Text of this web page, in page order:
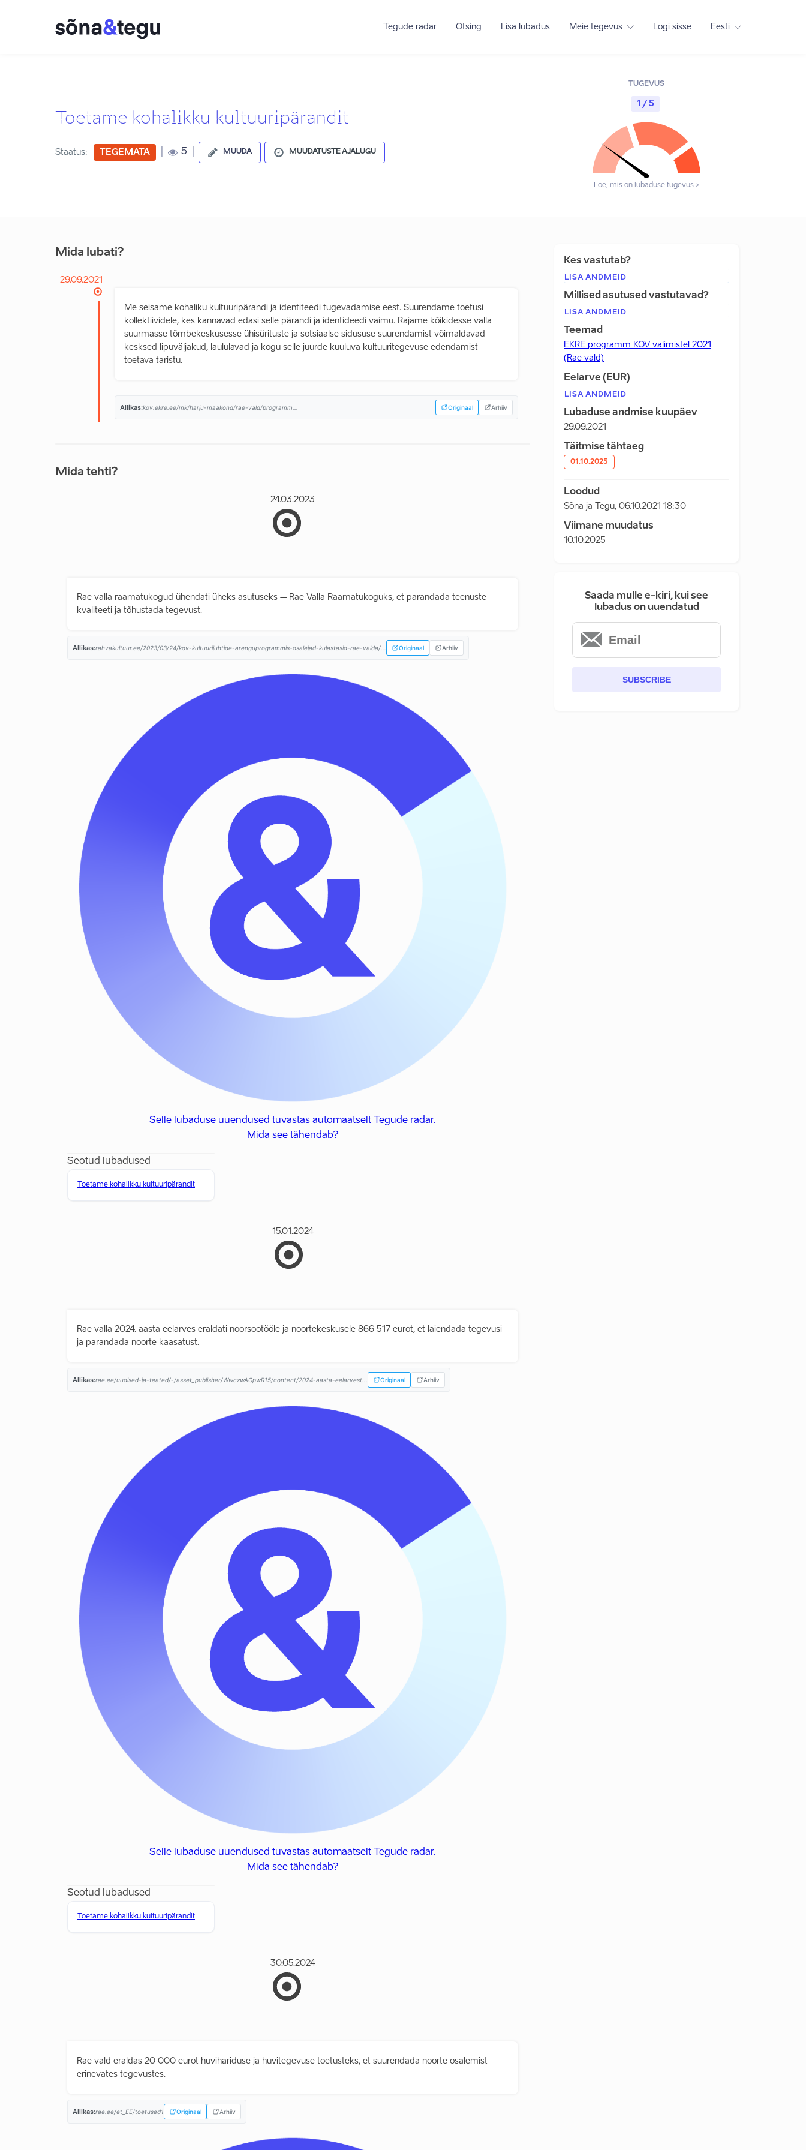
Tegude radar Otsing Lisa lubadus Meie tegevus Logi sisse Eesti
Toetame kohalikku kultuuripärandit
Staatus: TEGEMATA 5 MUUDA MUUDATUSTE AJALUGU
TUGEVUS
1 / 5
Loe, mis on lubaduse tugevus >
Mida lubati?
29.09.2021
Me seisame kohaliku kultuuripärandi ja identiteedi tugevadamise eest. Suurendame toetusi
kollektiividele, kes kannavad edasi selle pärandi ja identideedi vaimu. Rajame kõikidesse valla
suurmasse tõmbekeskusesse ühisürituste ja sotsiaalse sidususe suurendamist võimaldavad
kesksed lipuväljakud, laululavad ja kogu selle juurde kuuluva kultuuritegevuse edendamist
toetava taristu.
Allikas:kov.ekre.ee/mk/harju-maakond/rae-vald/programm... Originaal Arhiiv
Mida tehti?
24.03.2023
Rae valla raamatukogud ühendati üheks asutuseks – Rae Valla Raamatukoguks, et parandada teenuste
kvaliteeti ja tõhustada tegevust.
Allikas:rahvakultuur.ee/2023/03/24/kov-kultuurijuhtide-arenguprogrammis-osalejad-kulastasid-rae-valda/... Originaal Arhiiv
Selle lubaduse uuendused tuvastas automaatselt Tegude radar.
Mida see tähendab?
Seotud lubadused
Toetame kohalikku kultuuripärandit
15.01.2024
Rae valla 2024. aasta eelarves eraldati noorsootööle ja noortekeskusele 866 517 eurot, et laiendada tegevusi
ja parandada noorte kaasatust.
Allikas:rae.ee/uudised-ja-teated/-/asset_publisher/WwczwAGpwR15/content/2024-aasta-eelarvest... Originaal Arhiiv
Selle lubaduse uuendused tuvastas automaatselt Tegude radar.
Mida see tähendab?
Seotud lubadused
Toetame kohalikku kultuuripärandit
30.05.2024
Rae vald eraldas 20 000 eurot huvihariduse ja huvitegevuse toetusteks, et suurendada noorte osalemist
erinevates tegevustes.
Allikas:rae.ee/et_EE/toetused1 Originaal Arhiiv
Kes vastutab?
LISA ANDMEID
Millised asutused vastutavad?
LISA ANDMEID
Teemad
EKRE programm KOV valimistel 2021
(Rae vald)
Eelarve (EUR)
LISA ANDMEID
Lubaduse andmise kuupäev
29.09.2021
Täitmise tähtaeg
01.10.2025
Loodud
Sõna ja Tegu, 06.10.2021 18:30
Viimane muudatus
10.10.2025
Saada mulle e-kiri, kui see
lubadus on uuendatud
SUBSCRIBE